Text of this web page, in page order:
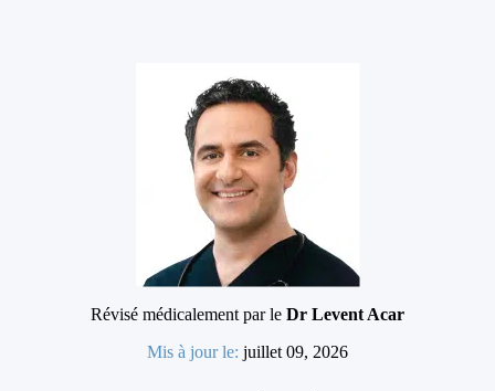
Révisé médicalement par le Dr Levent Acar
Mis à jour le: juillet 09, 2026